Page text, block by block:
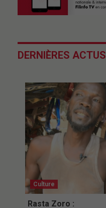
DERNIÈRES ACTUS
Culture
Rasta Zoro :